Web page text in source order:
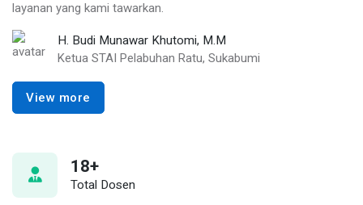
layanan yang kami tawarkan.
H. Budi Munawar Khutomi, M.M
Ketua STAI Pelabuhan Ratu, Sukabumi
View more
20+
Total Dosen